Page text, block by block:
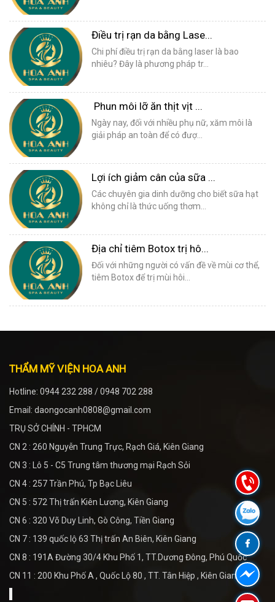
Điều trị rạn da bằng Lase...
Chi phí điều trị rạn da bằng laser là bao
nhiêu? Đây là phương pháp tr...
Phun môi lỡ ăn thịt vịt ...
Ngày nay, đối với nhiều phụ nữ, xăm môi là
giải pháp an toàn để có đượ...
Lợi ích giảm cân của sữa ...
Các chuyên gia dinh dưỡng cho biết sữa hạt
không chỉ là thức uống thơm...
Địa chỉ tiêm Botox trị hô...
Đối với những người có vấn đề về mùi cơ thể,
tiêm Botox để trị mùi hôi...
THẨM MỸ VIỆN HOA ANH
Hotline: 0944 232 288 / 0948 702 288
Email: daongocanh0808@gmail.com
TRỤ SỞ CHÍNH - TPHCM
CN 2 : 260 Nguyễn Trung Trực, Rạch Giá, Kiên Giang
CN 3 : Lô 5 - C5 Trung tâm thương mại Rạch Sỏi
CN 4 : 257 Trần Phú, Tp Bạc Liêu
CN 5 : 572 Thị trấn Kiên Lương, Kiên Giang
CN 6 : 320 Võ Duy Linh, Gò Công, Tiền Giang
CN 7 : 139 quốc lộ 63 Thị trấn An Biên, Kiên Giang
CN 8 : 191A Đường 30/4 Khu Phố 1, TT.Dương Đông, Phú Quốc
CN 11 : 200 Khu Phố A , Quốc Lộ 80 , TT. Tân Hiệp , Kiên Giang